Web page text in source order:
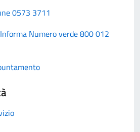
0573 3711
Numero verde 800 012